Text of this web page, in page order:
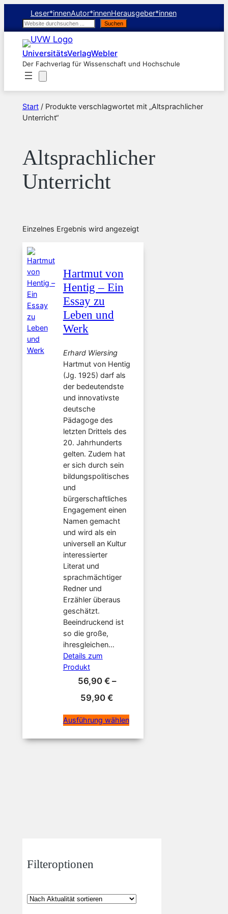
Leser*innenAutor*innenHerausgeber*innen
Suchen Suchen
UniversitätsVerlagWebler
Der Fachverlag für Wissenschaft und Hochschule
Start/ Produkte verschlagwortet mit „Altsprachlicher
Unterricht“
Altsprachlicher
Unterricht
Einzelnes Ergebnis wird angezeigt
Hartmut von
Hentig – Ein
Essay zu
Leben und
Werk
Erhard Wiersing
Hartmut von Hentig
(Jg. 1925) darf als
der bedeutendste
und innovativste
deutsche
Pädagoge des
letzten Drittels des
20. Jahrhunderts
gelten. Zudem hat
er sich durch sein
bildungspolitisches
und
bürgerschaftliches
Engagement einen
Namen gemacht
und wird als ein
universell an Kultur
interessierter
Literat und
sprachmächtiger
Redner und
Erzähler überaus
geschätzt.
Beeindruckend ist
so die große,
ihresgleichen…
Details zum
Produkt
56,90 €–
59,90€
Ausführung wählen
Filteroptionen